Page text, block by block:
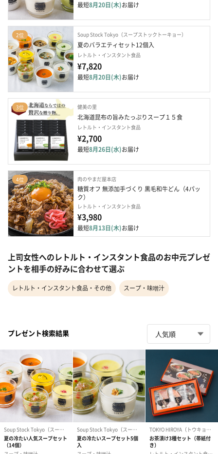
最短8月20日(木)お届け
2位 Soup Stock Tokyo（スープストックトーキョー）
夏のバラエティセット12個入
レトルト・インスタント食品
¥7,820
最短8月20日(木)お届け
3位 健美の里
北海道昆布の旨みたっぷりスープ１５食
レトルト・インスタント食品
¥2,700
最短8月26日(水)お届け
4位 肉のやまだ屋本店
糖質オフ 無添加手づくり 黒毛和牛どん（4パッ
ク）
レトルト・インスタント食品
¥3,980
最短8月13日(木)お届け
上司女性へのレトルト・インスタント食品のお中元プレゼ
ントを相手の好みに合わせて選ぶ
レトルト・インスタント食品・その他 スープ・味噌汁
プレゼント検索結果